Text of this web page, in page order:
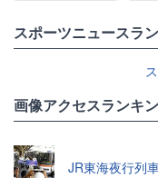
スポーツニュースラ
画像アクセスランキ
JR東海夜行列